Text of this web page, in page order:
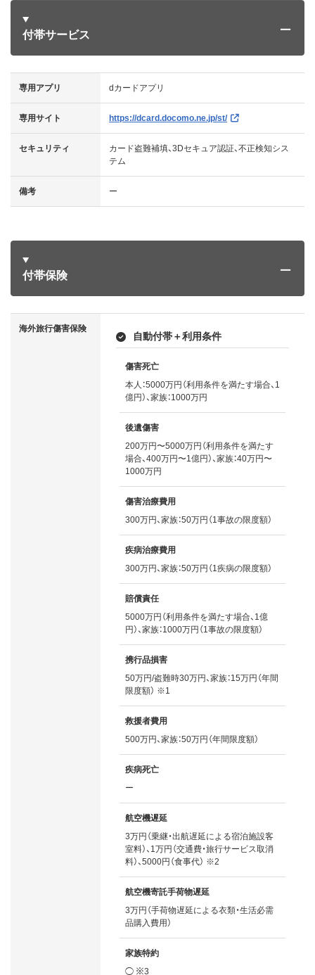
付帯サービス
専用アプリ dカードアプリ
専用サイト https://dcard.docomo.ne.jp/st/
セキュリティ
カード盗難補填、3Dセキュア認証、不正検知シス
テム
備考 ー
付帯保険
海外旅行傷害保険
自動付帯＋利用条件
傷害死亡
本人：5000万円（利用条件を満たす場合、1
億円）、家族：1000万円
後遺傷害
200万円〜5000万円（利用条件を満たす
場合、400万円〜1億円）、家族：40万円〜
1000万円
傷害治療費用
300万円、家族：50万円（1事故の限度額）
疾病治療費用
300万円、家族：50万円（1疾病の限度額）
賠償責任
5000万円（利用条件を満たす場合、1億
円）、家族：1000万円（1事故の限度額）
携行品損害
50万円/盗難時30万円、家族：15万円（年間
限度額） ※1
救援者費用
500万円、家族：50万円（年間限度額）
疾病死亡
ー
航空機遅延
3万円（乗継・出航遅延による宿泊施設客
室料）、1万円（交通費・旅行サービス取消
料）、5000円（食事代） ※2
航空機寄託手荷物遅延
3万円（手荷物遅延による衣類・生活必需
品購入費用）
家族特約
◯ ※3